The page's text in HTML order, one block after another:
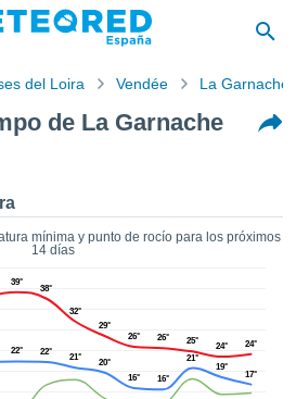
del Loira Vendée La Garnache
de La Garnache
mínima y punto de rocío para los próximos
14 días
39°
38°
32°
29°
26°
26° 25°
24° 24°
22° 22°
21°
20°
16°
16°
21°
19°
17°